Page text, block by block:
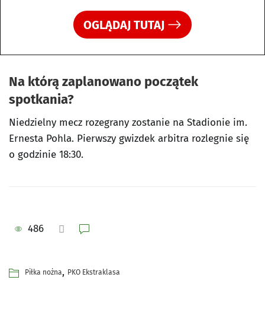
OGLĄDAJ TUTAJ
Na którą zaplanowano początek
spotkania?
Niedzielny mecz rozegrany zostanie na Stadionie im.
Ernesta Pohla. Pierwszy gwizdek arbitra rozlegnie się
o godzinie 18:30.
486
Piłka nożna, PKO Ekstraklasa